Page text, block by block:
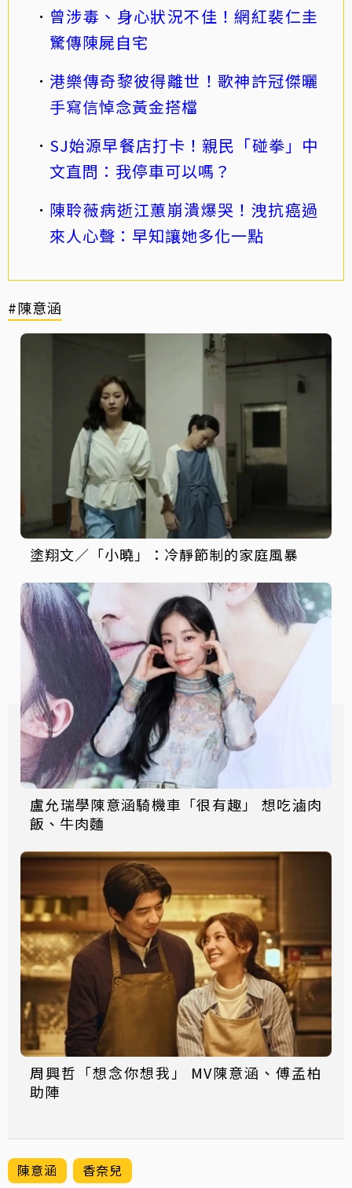
曾涉毒、身心狀況不佳！網紅裴仁圭
驚傳陳屍自宅
港樂傳奇黎彼得離世！歌神許冠傑曬
手寫信悼念黃金搭檔
SJ始源早餐店打卡！親民「碰拳」中
文直問：我停車可以嗎？
陳聆薇病逝江蕙崩潰爆哭！洩抗癌過
來人心聲：早知讓她多化一點
#陳意涵
塗翔文／「小曉」：冷靜節制的家庭風暴
盧允瑞學陳意涵騎機車「很有趣」 想吃滷肉
飯、牛肉麵
周興哲「想念你想我」 MV陳意涵、傅孟柏
助陣
陳意涵 香奈兒